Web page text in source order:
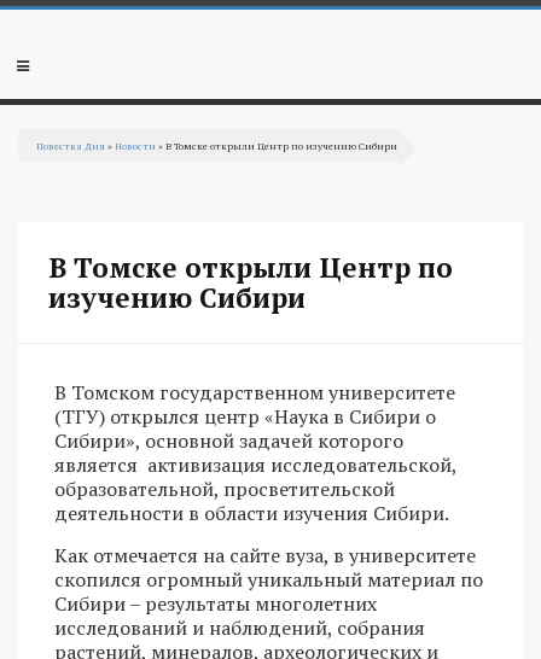
Перейти к основному содержанию
Мобильное
Повестка Дня »Новости » В Томске открыли Центр по изучению Сибири
В Томске открыли Центр по
изучению Сибири
В Томском государственном университете
(ТГУ) открылся центр «Наука в Сибири о
Сибири», основной задачей которого
является активизация исследовательской,
образовательной, просветительской
деятельности в области изучения Сибири.
Как отмечается на сайте вуза, в университете
скопился огромный уникальный материал по
Сибири – результаты многолетних
исследований и наблюдений, собрания
растений, минералов, археологических и